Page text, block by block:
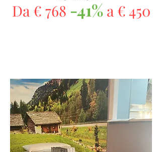
Da € 768 -41% a € 450